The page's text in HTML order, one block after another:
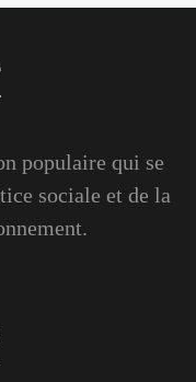
populaire qui se
sociale et de la